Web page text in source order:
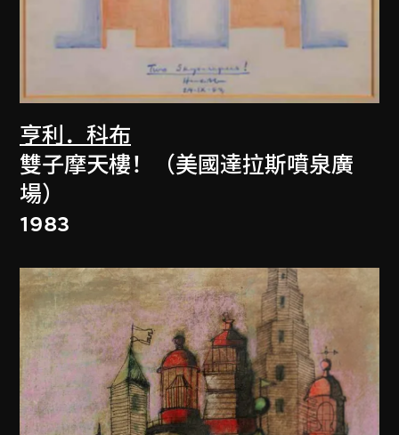
亨利．科布
雙子摩天樓！（美國達拉斯噴泉廣
場）
1983